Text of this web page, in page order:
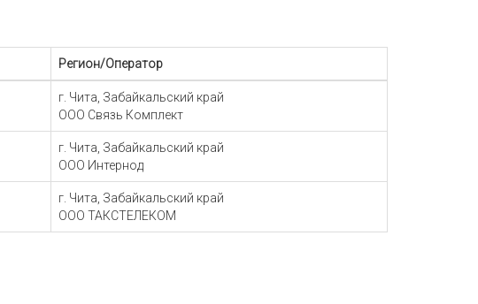
Регион/Оператор
г. Чита, Забайкальский край
ООО Связь Комплект
г. Чита, Забайкальский край
ООО Интернод
г. Чита, Забайкальский край
ООО ТАКСТЕЛЕКОМ